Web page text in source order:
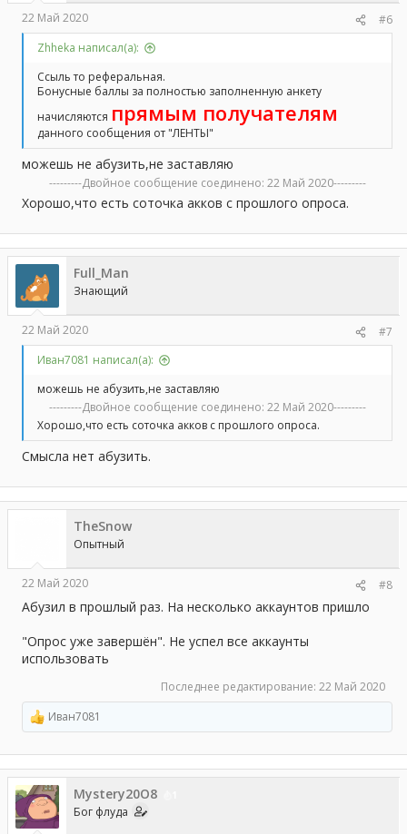
22 Май 2020
#6
Zhheka написал(а):
Ссыль то реферальная.
Бонусные баллы за полностью заполненную анкету
начисляются прямым получателям
данного сообщения от "ЛЕНТЫ"
можешь не абузить,не заставляю
---------Двойное сообщение соединено: 22 Май 2020---------
Хорошо,что есть соточка акков с прошлого опроса.
Full_Man
Знающий
22 Май 2020
#7
Иван7081 написал(а):
можешь не абузить,не заставляю
---------Двойное сообщение соединено: 22 Май 2020---------
Хорошо,что есть соточка акков с прошлого опроса.
Смысла нет абузить.
TheSnow
Опытный
22 Май 2020 #8
Абузил в прошлый раз. На несколько аккаунтов пришло
"Опрос уже завершён". Не успел все аккаунты
использовать
Последнее редактирование: 22 Май 2020
Р
е
а
к
ц
и
и
Иван7081
Mystery20O8
Бог флуда